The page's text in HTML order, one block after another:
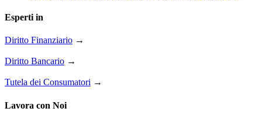
Esperti in
Diritto Finanziario →
Diritto Bancario →
Tutela dei Consumatori →
Lavora con Noi